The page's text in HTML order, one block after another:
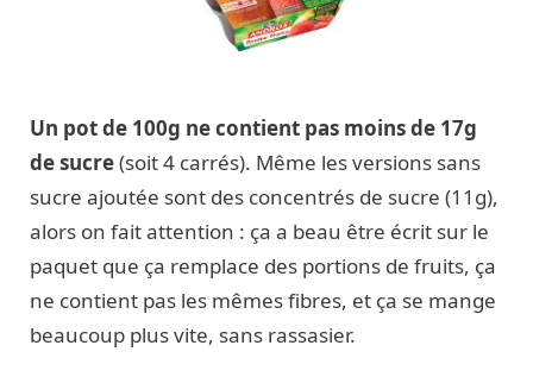
Un pot de 100g ne contient pas moins de 17g
de sucre(soit 4 carrés). Même les versions sans
sucre ajoutée sont des concentrés de sucre (11g),
alors on fait attention : ça a beau être écrit sur le
paquet que ça remplace des portions de fruits, ça
ne contient pas les mêmes fibres, et ça se mange
beaucoup plus vite, sans rassasier.